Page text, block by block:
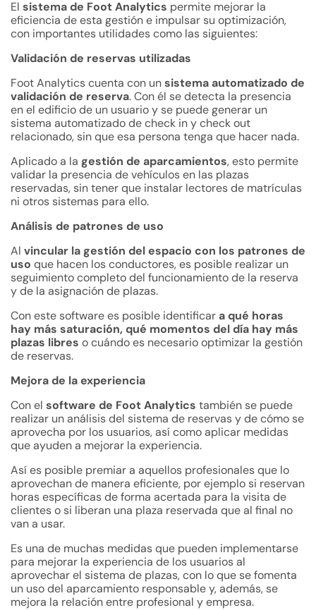
El sistema de Foot Analytics permite mejorar la
eficiencia de esta gestión e impulsar su optimización,
con importantes utilidades como las siguientes:
Validación de reservas utilizadas
Foot Analytics cuenta con unsistema automatizado de
validación de reserva. Con él se detecta la presencia
en el edificio de un usuario y se puede generar un
sistema automatizado de check in y check out
relacionado, sin que esa persona tenga que hacer nada.
Aplicado a la gestión de aparcamientos, esto permite
validar la presencia de vehículos en las plazas
reservadas, sin tener que instalar lectores de matrículas
ni otros sistemas para ello.
Análisis de patrones de uso
Al vincular la gestión del espacio con los patrones de
uso que hacen los conductores, es posible realizar un
seguimiento completo del funcionamiento de la reserva
y de la asignación de plazas.
Con este software es posible identificar a qué horas
hay más saturación, qué momentos del día hay más
plazas libres o cuándo es necesario optimizar la gestión
de reservas.
Mejora de la experiencia
Con el software de Foot Analytics también se puede
realizar un análisis del sistema de reservas y de cómo se
aprovecha por los usuarios, así como aplicar medidas
que ayuden a mejorar la experiencia.
Así es posible premiar a aquellos profesionales que lo
aprovechan de manera eficiente, por ejemplo si reservan
horas específicas de forma acertada para la visita de
clientes o si liberan una plaza reservada que al final no
van a usar.
Es una de muchas medidas que pueden implementarse
para mejorar la experiencia de los usuarios al
aprovechar el sistema de plazas, con lo que se fomenta
un uso del aparcamiento responsable y, además, se
mejora la relación entre profesional y empresa.